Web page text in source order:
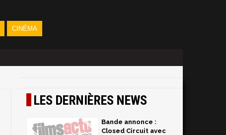
CINÉMA
LES DERNIÈRES NEWS
Bande annonce :
Closed Circuit avec